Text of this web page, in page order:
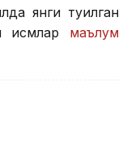
янги туғилган
исмлар маълум